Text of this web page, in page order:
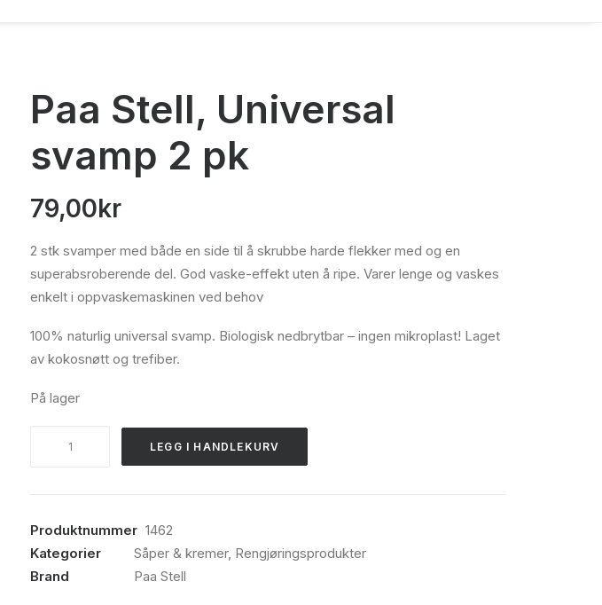
Paa Stell, Universal
svamp 2 pk
79,00kr
2 stk svamper med både en side til å skrubbe harde flekker med og en
superabsroberende del. God vaske-effekt uten å ripe. Varer lenge og vaskes
enkelt i oppvaskemaskinen ved behov
100% naturlig universal svamp. Biologisk nedbrytbar – ingen mikroplast! Laget
av kokosnøtt og trefiber.
På lager
2
pk
antall
LEGG I HANDLEKURV
Produktnummer 1462
Kategorier
Såper & kremer, Rengjøringsprodukter
Brand
Paa Stell